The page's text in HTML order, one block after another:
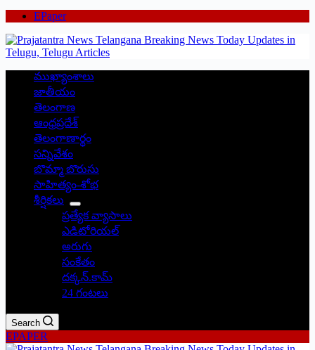
EPaper
ముఖ్యాంశాలు
జాతీయం
తెలంగాణ
ఆంధ్రప్రదేశ్
తెలంగాణార్థం
సన్నివేశం
బొమ్మా బొరుసు
సాహిత్యం-శోభ
శీర్షికలు
ప్రత్యేక వ్యాసాలు
ఎడిటోరియల్
అరుగు
సంకేతం
దక్కన్.కామ్
24 గంటలు
Search
EPAPER